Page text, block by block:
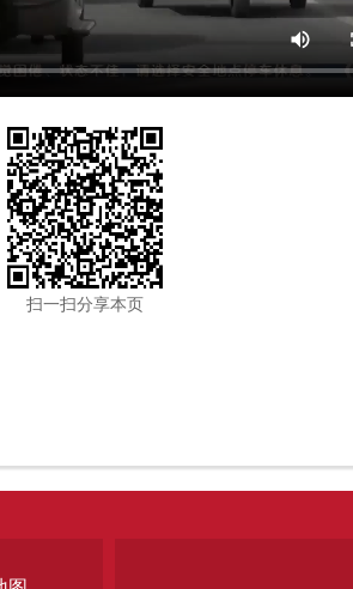
扫一扫分享本页